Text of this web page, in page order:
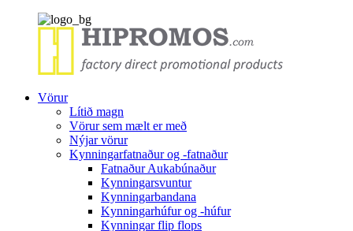
Vörur
Lítið magn
Vörur sem mælt er með
Nýjar vörur
Kynningarfatnaður og -fatnaður
Fatnaður Aukabúnaður
Kynningarsvuntur
Kynningarbandana
Kynningarhúfur og -húfur
Kynningar flip flops